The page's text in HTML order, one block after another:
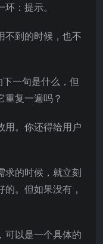
：提示。
不到的时候，也不
一句是什么，但
重复一遍吗？
用。你还得给用户
求的时候，就立刻
。但如果没有，
可以是一个具体的